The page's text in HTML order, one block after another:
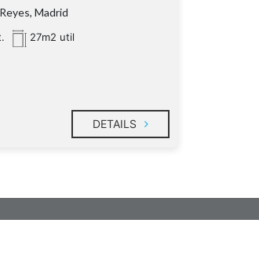
Madrid
27m2 util
DETAILS